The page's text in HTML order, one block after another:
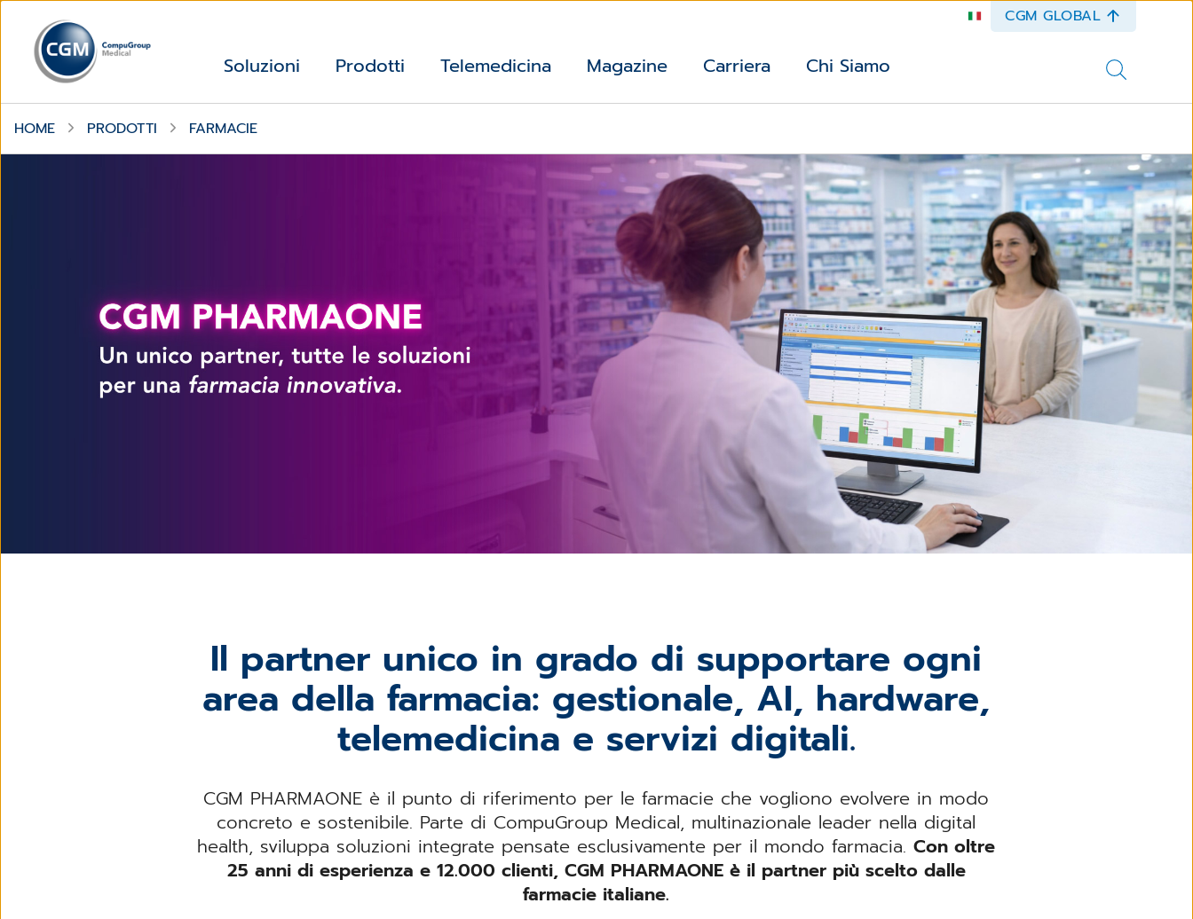
CGM GLOBAL
Soluzioni Prodotti Telemedicina Magazine Carriera Chi Siamo
HOME PRODOTTI FARMACIE
Il partner unico in grado di supportare ogni
area della farmacia: gestionale, AI, hardware,
telemedicina e servizi digitali.
CGM PHARMAONE è il punto di riferimento per le farmacie che vogliono evolvere in modo
concreto e sostenibile. Parte di CompuGroup Medical, multinazionale leader nella digital
health, sviluppa soluzioni integrate pensate esclusivamente per il mondo farmacia.Con oltre
25 anni di esperienza e 12.000 clienti, CGM PHARMAONE è il partner più scelto dalle
farmacie italiane.